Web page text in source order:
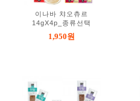
이나바 챠오츄르
14gX4p_종류선택
1,950원